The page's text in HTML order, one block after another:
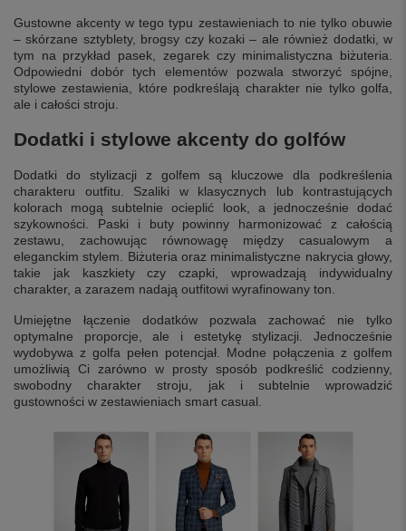
Gustowne akcenty w tego typu zestawieniach to nie tylko obuwie
– skórzane sztyblety, brogsy czy kozaki – ale również dodatki, w
tym na przykład pasek, zegarek czy minimalistyczna biżuteria.
Odpowiedni dobór tych elementów pozwala stworzyć spójne,
stylowe zestawienia, które podkreślają charakter nie tylko golfa,
ale i całości stroju.
Dodatki i stylowe akcenty do golfów
Dodatki do stylizacji z golfem są kluczowe dla podkreślenia
charakteru outfitu. Szaliki w klasycznych lub kontrastujących
kolorach mogą subtelnie ocieplić look, a jednocześnie dodać
szykowności. Paski i buty powinny harmonizować z całością
zestawu, zachowując równowagę między casualowym a
eleganckim stylem. Biżuteria oraz minimalistyczne nakrycia głowy,
takie jak kaszkiety czy czapki, wprowadzają indywidualny
charakter, a zarazem nadają outfitowi wyrafinowany ton.
Umiejętne łączenie dodatków pozwala zachować nie tylko
optymalne proporcje, ale i estetykę stylizacji. Jednocześnie
wydobywa z golfa pełen potencjał. Modne połączenia z golfem
umożliwią Ci zarówno w prosty sposób podkreślić codzienny,
swobodny charakter stroju, jak i subtelnie wprowadzić
gustowności w zestawieniach smart casual.